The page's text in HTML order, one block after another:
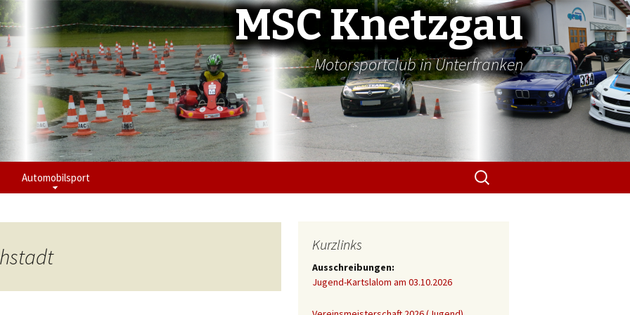
MSC Knetzgau
Motorsportclub in Unterfranken
Automobilsport
Suchen
nach:
Kurzlinks
Ausschreibungen:
Jugend-Kartslalom am 03.10.2026